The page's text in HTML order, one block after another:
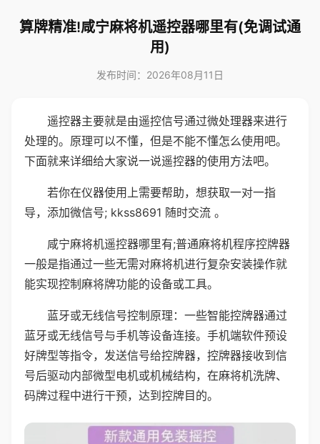
算牌精准!咸宁麻将机遥控器哪里有(免调试通
用)
发布时间：2026年08月11日
遥控器主要就是由遥控信号通过微处理器来进行
处理的。原理可以不懂，但是不能不懂怎么使用吧。
下面就来详细给大家说一说遥控器的使用方法吧。
若你在仪器使用上需要帮助，想获取一对一指
导，添加微信号; kkss8691 随时交流 。
咸宁麻将机遥控器哪里有;普通麻将机程序控牌器
一般是指通过一些无需对麻将机进行复杂安装操作就
能实现控制麻将牌功能的设备或工具。
蓝牙或无线信号控制原理：一些智能控牌器通过
蓝牙或无线信号与手机等设备连接。手机端软件预设
好牌型等指令，发送信号给控牌器，控牌器接收到信
号后驱动内部微型电机或机械结构，在麻将机洗牌、
码牌过程中进行干预，达到控牌目的。